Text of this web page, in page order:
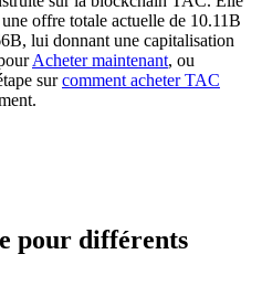
offre totale actuelle de 10.11B
lui donnant une capitalisation
Acheter maintenant, ou
surcomment acheter TAC
pour différents